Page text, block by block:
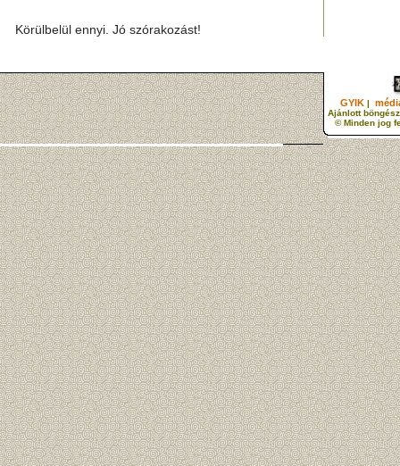
Körülbelül ennyi. Jó szórakozást!
GYIK |
Ajánlott
© Minden jog